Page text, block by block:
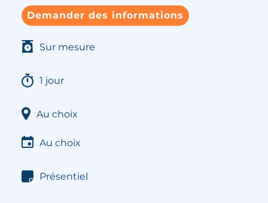
Demander des informations
Sur mesure
1 jour
Au choix
Au choix
Présentiel